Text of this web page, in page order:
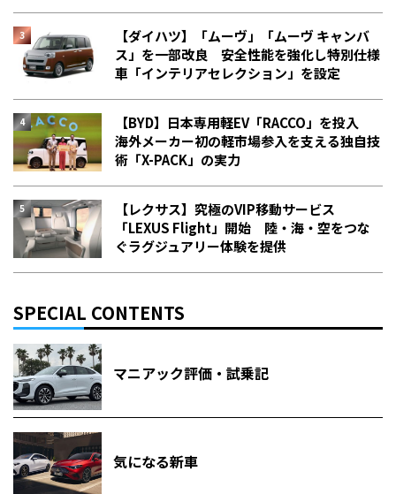
【ダイハツ】「ムーヴ」「ムーヴ キャンバ
ス」を一部改良 安全性能を強化し特別仕様
車「インテリアセレクション」を設定
【BYD】日本専用軽EV「RACCO」を投入
海外メーカー初の軽市場参入を支える独自技
術「X-PACK」の実力
【レクサス】究極のVIP移動サービス
「LEXUS Flight」開始 陸・海・空をつな
ぐラグジュアリー体験を提供
SPECIAL CONTENTS
マニアック評価・試乗記
気になる新車